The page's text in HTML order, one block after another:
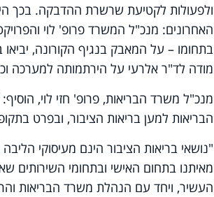
ולפעולות לקטיעת שרשרת ההדבקה. בכך
האחרונים: מנכ"ל המשרד פרופ' לוי
בתחומו – על המאבק בנגיף הקורונה,
מודה לד"ר אלרעי על הירתמותה למערכה
מנכ"ל משרד הבריאות, פרופ' חזי לוי,
הבריאות למען בריאות הציבור, ובפרט
"נושאי בריאות הציבור הינם מעיסוקי
מאיתנו בתחום האישי ובתחומי השירותים
העשיר, ויחד עם הנהלת משרד הבריאות